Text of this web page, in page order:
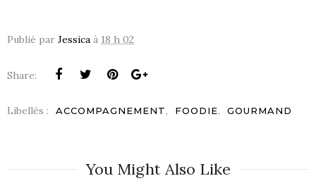
Publié par Jessica à 18 h 02
Share:
Libellés : ACCOMPAGNEMENT, FOODIE, GOURMAND
You Might Also Like